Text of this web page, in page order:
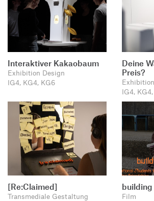
Interaktiver Kakaobaum
Exhibition Design
IG4, KG4, KG6
Deine
Preis?
IG4,
[Re:Claimed]
Transmediale Gestaltung
Film